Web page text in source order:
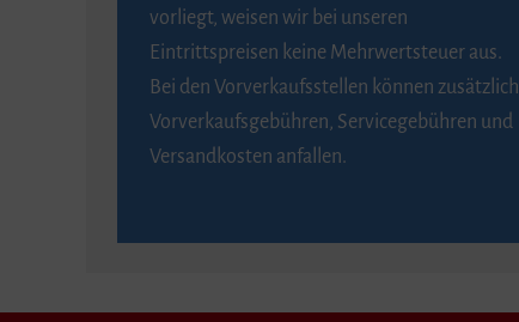
vorliegt, weisen wir bei unseren
Eintrittspreisen keine Mehrwertsteuer aus.
Bei den Vorverkaufsstellen können zusätzlich
Vorverkaufsgebühren, Servicegebühren und
Versandkosten anfallen.